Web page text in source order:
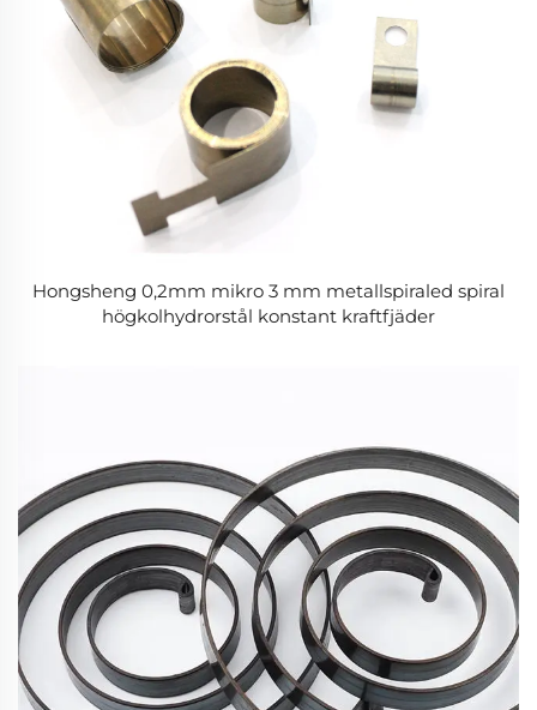
Hongsheng 0,2mm mikro 3 mm metallspiraled spiral
högkolhydrorstål konstant kraftfjäder